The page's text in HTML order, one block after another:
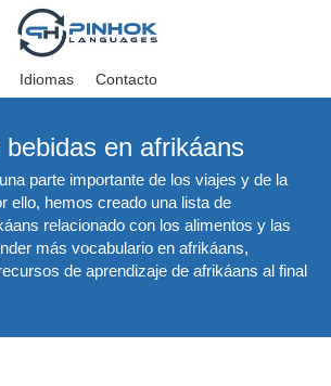
Idiomas Contacto
en afrikáans
parte importante de los viajes y de la
ello, hemos creado una lista de
relacionado con los alimentos y las
más vocabulario en afrikáans,
de aprendizaje de afrikáans al final